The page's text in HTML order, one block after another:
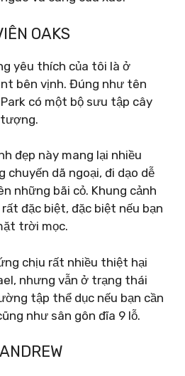
OAKS
yêu thích của tôi là ở
bên vịnh. Đúng như tên
có một bộ sưu tập cây
đẹp này mang lại nhiều
chuyến dã ngoại, đi dạo dễ
những bãi cỏ. Khung cảnh
đặc biệt, đặc biệt nếu bạn
trời mọc.
chịu rất nhiều thiệt hại
nhưng vẫn ở trạng thái
tập thể dục nếu bạn cần
như sân gôn đĩa 9 lỗ.